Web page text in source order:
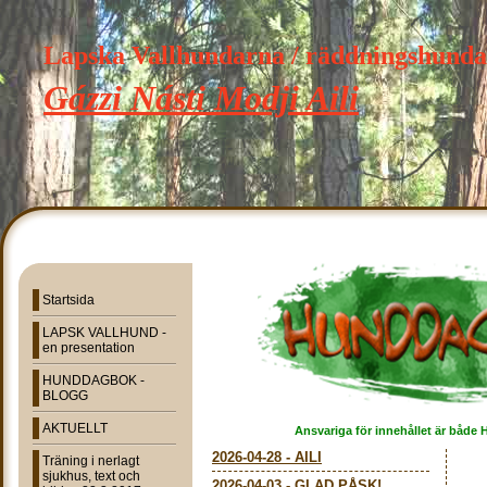
Lapska Vallhundarna /
Gázzi Násti Modji Aili
Startsida
LAPSK VALLHUND -
en presentation
HUNDDAGBOK -
BLOGG
AKTUELLT
Träning i nerlagt
sjukhus, text och
Ansvariga för innehållet är både
2026-04-28 - AILI